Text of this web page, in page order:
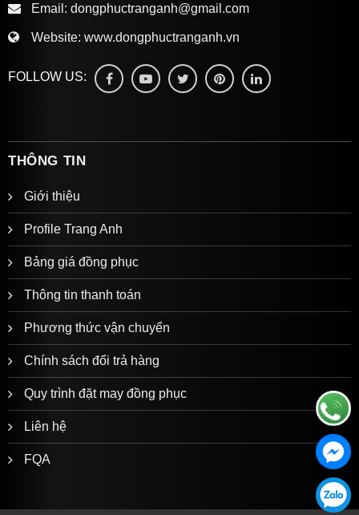
Email: dongphuctranganh@gmail.com
Website: www.dongphuctranganh.vn
FOLLOW US:
THÔNG TIN
Giới thiệu
Profile Trang Anh
Bảng giá đồng phục
Thông tin thanh toán
Phương thức vận chuyển
Chính sách đổi trả hàng
Quy trình đặt may đồng phục
Liên hệ
FQA